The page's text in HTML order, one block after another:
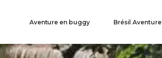
Aventure en buggy Brésil Aventure